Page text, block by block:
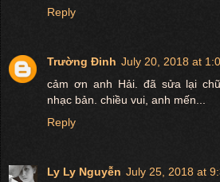
Reply
Trường Đinh July 20, 2018 at
cảm ơn anh Hải. đã sửa lại
nhạc bản. chiều vui, anh mến...
Reply
Ly Ly Nguyễn July 25, 2018 at